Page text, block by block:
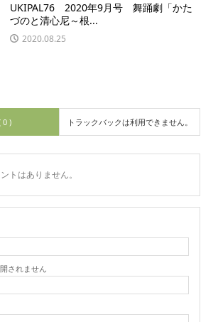
UKIPAL76 2020年9月号 舞踊劇「かた
づのと清心尼～根...
2020.08.25
0 ) トラックバックは利用できません。
トはありません。
されません